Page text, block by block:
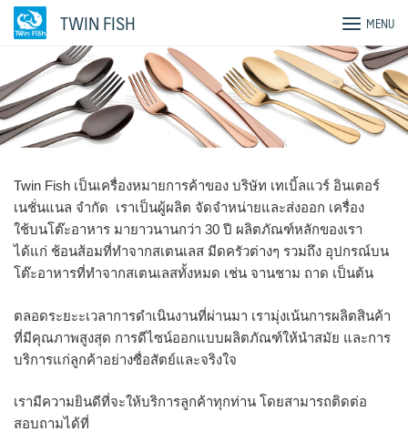
Skip
TWIN FISH MENU
Twin Fish เป็นเครื่องหมายการค้าของ บริษัท เทเบิ้ลแวร์ อินเตอร์
เนชั่นแนล จำกัด เราเป็นผู้ผลิต จัดจำหน่ายและส่งออก เครื่อง
ใช้บนโต๊ะอาหาร มายาวนานกว่า 30 ปี ผลิตภัณฑ์หลักของเรา
ได้แก่ ช้อนส้อมที่ทำจากสเตนเลส มีดครัวต่างๆ รวมถึง อุปกรณ์บน
โต๊ะอาหารที่ทำจากสเตนเลสทั้งหมด เช่น จานชาม ถาด เป็นต้น
ตลอดระยะะเวลาการดำเนินงานที่ผ่านมา เรามุ่งเน้นการผลิตสินค้า
ที่มีคุณภาพสูงสุด การดีไซน์ออกแบบผลิตภัณฑ์ให้นำสมัย และการ
บริการแก่ลูกค้าอย่างซื่อสัตย์และจริงใจ
เรามีความยินดีที่จะให้บริการลูกค้าทุกท่าน โดยสามารถติดต่อ
สอบถามได้ที่